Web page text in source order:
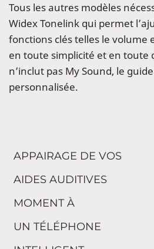
Tous les autres modèles
Widex Tonelink qui permet
fonctions clés telles le volume
en toute simplicité et en toute
n’inclut pas My Sound, le
personnalisée.
APPAIRAGE DE VOS
AIDES AUDITIVES
MOMENT À
UN TÉLÉPHONE